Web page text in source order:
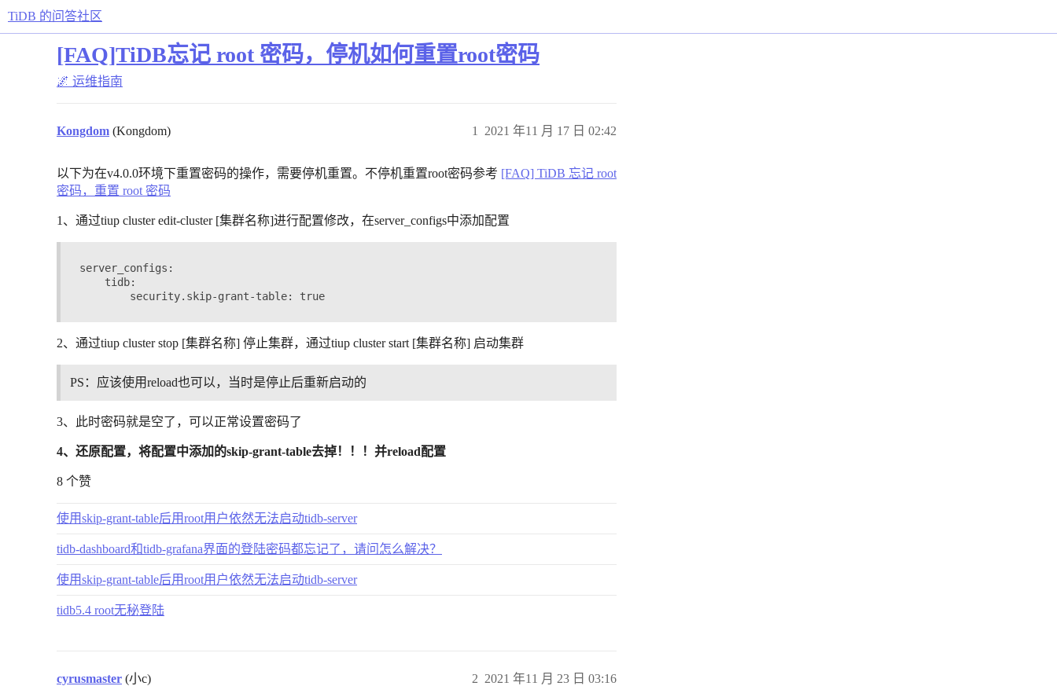
TiDB 的问答社区
[FAQ]TiDB忘记 root 密码，停机如何重置root密码
🌌 运维指南
Kongdom (Kongdom) 2021 年11 月 17 日 02:42
1
以下为在v4.0.0环境下重置密码的操作，需要停机重置。不停机重置root密码参考 [FAQ] TiDB 忘记 root
密码，重置 root 密码
1、通过tiup cluster edit-cluster [集群名称]进行配置修改，在server_configs中添加配置
server_configs:
    tidb:
2、通过tiup cluster stop [集群名称] 停止集群，通过tiup cluster start [集群名称] 启动集群
PS：应该使用reload也可以，当时是停止后重新启动的
3、此时密码就是空了，可以正常设置密码了
4、还原配置，将配置中添加的skip-grant-table去掉！！！并reload配置
8 个赞
使用skip-grant-table后用root用户依然无法启动tidb-server
tidb-dashboard和tidb-grafana界面的登陆密码都忘记了，请问怎么解决？
使用skip-grant-table后用root用户依然无法启动tidb-server
tidb5.4 root无秘登陆
cyrusmaster (小c) 2021 年11 月 23 日 03:16
2